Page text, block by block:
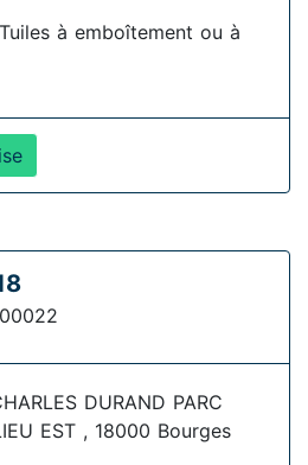
Tuiles à emboîtement ou à
DURAND PARC
EST , 18000 Bourges